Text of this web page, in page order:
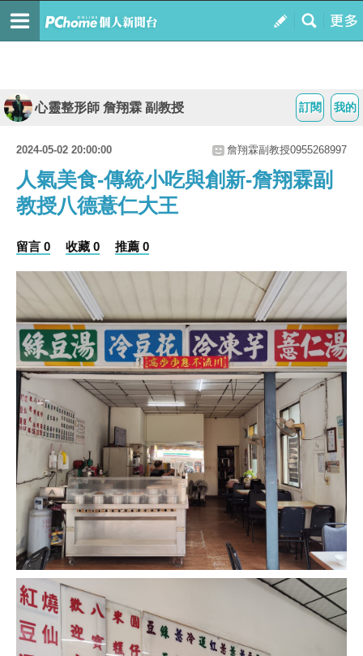
我的
訂閱
心靈整形師 詹翔霖 副教授
2024-05-02 20:00:00 詹翔霖副教授0955268997
人氣美食-傳統小吃與創新-詹翔霖副
教授八德薏仁大王
留言 0 收藏 0 推薦 0